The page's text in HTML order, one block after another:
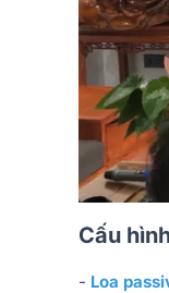
Cấu
- Loa